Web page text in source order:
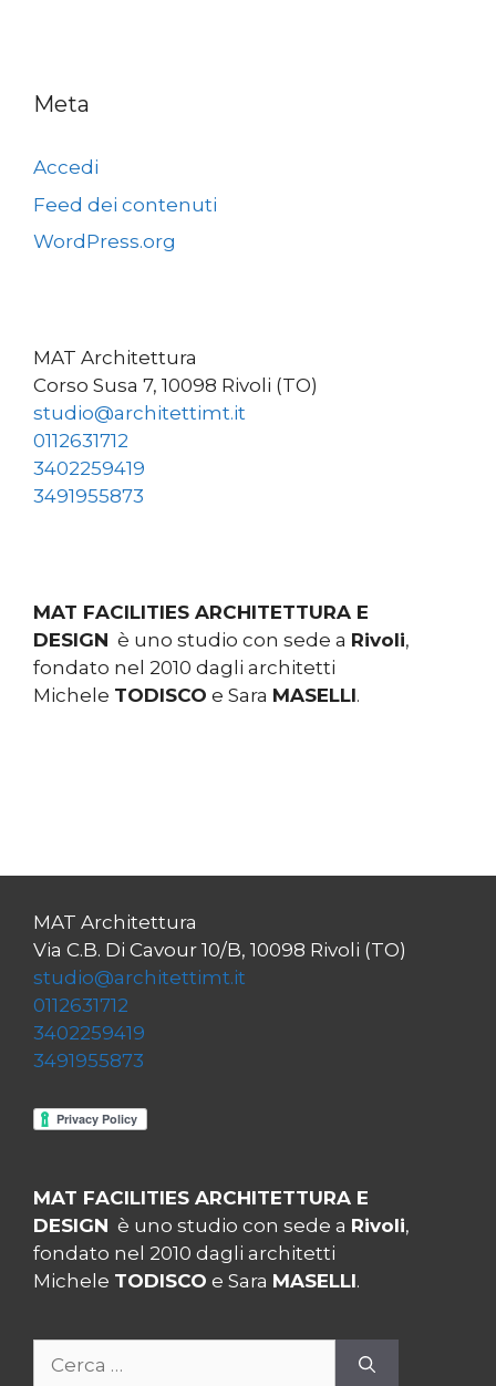
Meta
Accedi
Feed dei contenuti
WordPress.org
MAT Architettura
Corso Susa 7, 10098 Rivoli (TO)
studio@architettimt.it
0112631712
3402259419
3491955873
MAT FACILITIES ARCHITETTURA E
DESIGN è uno studio con sede a Rivoli,
fondato nel 2010 dagli architetti
Michele TODISCO e Sara MASELLI.
MAT Architettura
Via C.B. Di Cavour 10/B, 10098 Rivoli (TO)
studio@architettimt.it
0112631712
3402259419
3491955873
MAT FACILITIES ARCHITETTURA E
DESIGN è uno studio con sede a Rivoli,
fondato nel 2010 dagli architetti
Michele TODISCO e Sara MASELLI.